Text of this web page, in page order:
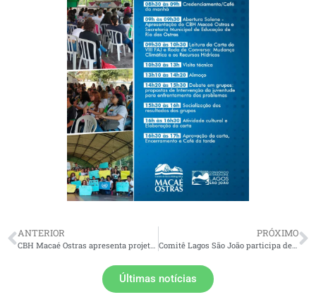
ANTERIOR
CBH Macaé Ostras apresenta projeto Ordenatur Sana ao Conselho Gestor da APA do Sana
PRÓXIMO
Comitê Lagos São João participa de oficina sobre Diagnóstico da Pesca da Tainha na Lagoa de Araruama
Últimas notícias